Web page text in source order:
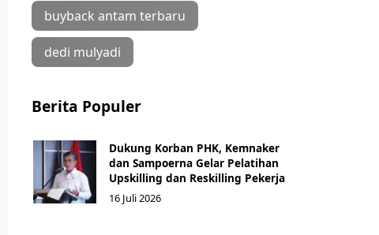
buyback antam terbaru
dedi mulyadi
Berita Populer
Dukung Korban PHK, Kemnaker
dan Sampoerna Gelar Pelatihan
Upskilling dan Reskilling Pekerja
16 Juli 2026